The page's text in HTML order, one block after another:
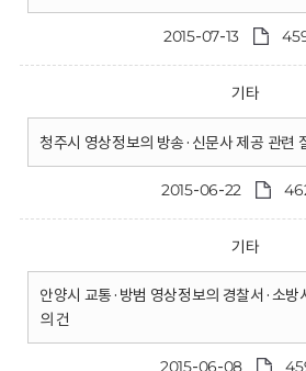
2015-07-13
기타
청주시 영상정보의 방송·신문사 제공 관련
2015-06-22
기타
안양시 교통·방범 영상정보의 경찰서·소방
의 건
2015-06-08